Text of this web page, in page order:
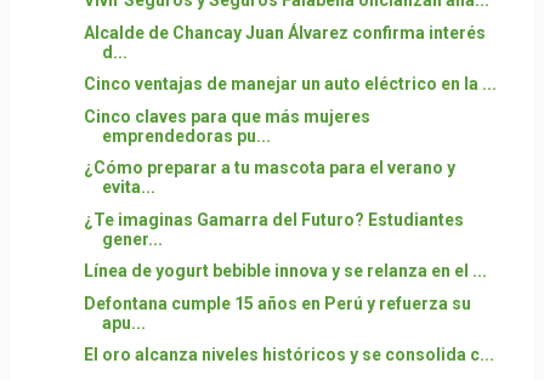
Alcalde de Chancay Juan Álvarez confirma interés
d...
Cinco ventajas de manejar un auto eléctrico en la ...
Cinco claves para que más mujeres
emprendedoras pu...
¿Cómo preparar a tu mascota para el verano y
evita...
¿Te imaginas Gamarra del Futuro? Estudiantes
gener...
Línea de yogurt bebible innova y se relanza en el ...
Defontana cumple 15 años en Perú y refuerza su
apu...
El oro alcanza niveles históricos y se consolida c...